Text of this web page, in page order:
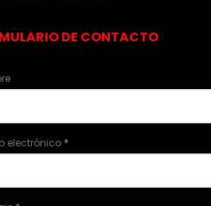
DE CONTACTO
electrónico *